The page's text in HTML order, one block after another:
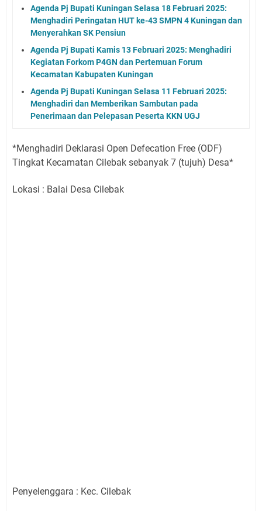
Agenda Pj Bupati Kuningan Selasa 18 Februari 2025:
Menghadiri Peringatan HUT ke-43 SMPN 4 Kuningan dan
Menyerahkan SK Pensiun
Agenda Pj Bupati Kamis 13 Februari 2025: Menghadiri
Kegiatan Forkom P4GN dan Pertemuan Forum
Kecamatan Kabupaten Kuningan
Agenda Pj Bupati Kuningan Selasa 11 Februari 2025:
Menghadiri dan Memberikan Sambutan pada
Penerimaan dan Pelepasan Peserta KKN UGJ
*Menghadiri Deklarasi Open Defecation Free (ODF)
Tingkat Kecamatan Cilebak sebanyak 7 (tujuh) Desa*
Lokasi : Balai Desa Cilebak
Penyelenggara : Kec. Cilebak